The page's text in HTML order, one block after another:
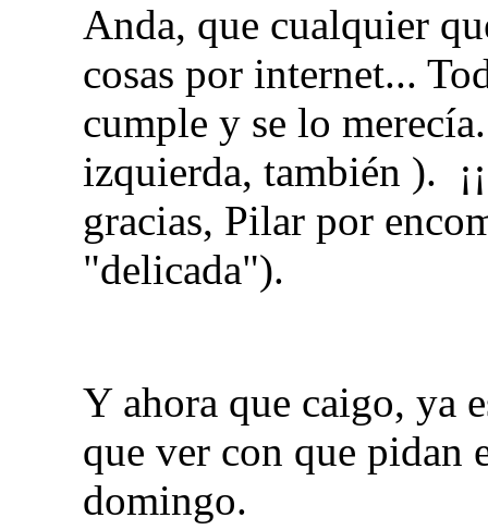
Anda, que cualquier
cosas por internet...
cumple y se lo
izquierda, también ).
gracias, Pilar por
"delicada").
Y ahora que caigo, ya
que ver con que pidan
domingo.